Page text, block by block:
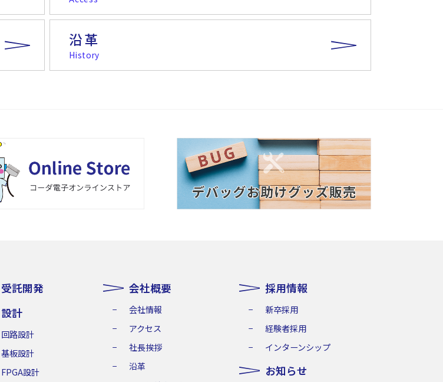
沿革
History
受託開発
設計
回路設計
基板設計
FPGA設計
会社概要
会社情報
アクセス
社長挨拶
沿革
採用情報
新卒採用
経験者採用
インターンシップ
お知らせ